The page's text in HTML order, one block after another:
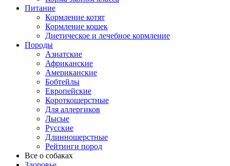
Питание
Кормление котят
Кормление кошек
Диетическое и лечебное кормление
Породы
Азиатские
Африканские
Американские
Бобтейлы
Европейские
Короткошерстные
Для аллергиков
Лысые
Русские
Длинношерстные
Рейтинги пород
Все о собаках